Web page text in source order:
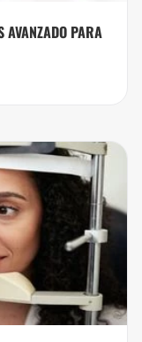
AVANZADO PARA